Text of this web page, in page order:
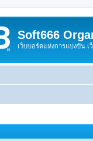
Soft666
เว็บบอร์ดแห่งการแบ่งปัน เ